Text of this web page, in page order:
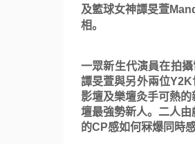
及籃球女神譚旻萱
相。
一眾新生代演員在拍
譚旻萱與另外兩位Y2K
影壇及樂壇灸手可熱的
壇最強勢新人。二人由
的CP感如何冧爆同時